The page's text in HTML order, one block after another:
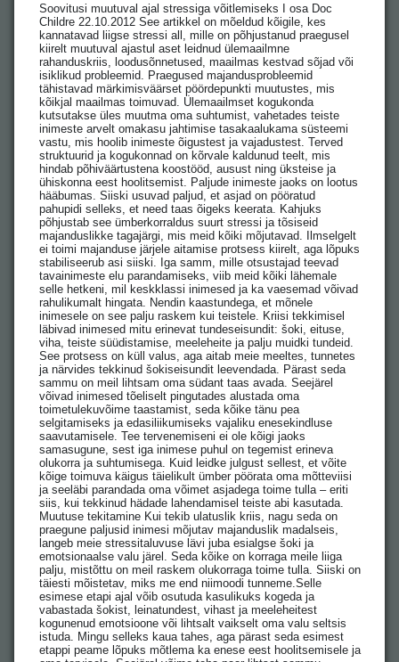
Soovitusi muutuval ajal stressiga võitlemiseks I osa Doc
Childre 22.10.2012 See artikkel on mõeldud kõigile, kes
kannatavad liigse stressi all, mille on põhjustanud praegusel
kiirelt muutuval ajastul aset leidnud ülemaailmne
rahanduskriis, loodusõnnetused, maailmas kestvad sõjad või
isiklikud probleemid. Praegused majandusprobleemid
tähistavad märkimisväärset pöördepunkti muutustes, mis
kõikjal maailmas toimuvad. Ülemaailmset kogukonda
kutsutakse üles muutma oma suhtumist, vahetades teiste
inimeste arvelt omakasu jahtimise tasakaalukama süsteemi
vastu, mis hoolib inimeste õigustest ja vajadustest. Terved
struktuurid ja kogukonnad on kõrvale kaldunud teelt, mis
hindab põhiväärtustena koostööd, ausust ning üksteise ja
ühiskonna eest hoolitsemist. Paljude inimeste jaoks on lootus
hääbumas. Siiski usuvad paljud, et asjad on pööratud
pahupidi selleks, et need taas õigeks keerata. Kahjuks
põhjustab see ümberkorraldus suurt stressi ja tõsiseid
majanduslikke tagajärgi, mis meid kõiki mõjutavad. Ilmselgelt
ei toimi majanduse järjele aitamise protsess kiirelt, aga lõpuks
stabiliseerub asi siiski. Iga samm, mille otsustajad teevad
tavainimeste elu parandamiseks, viib meid kõiki lähemale
selle hetkeni, mil keskklassi inimesed ja ka vaesemad võivad
rahulikumalt hingata. Nendin kaastundega, et mõnele
inimesele on see palju raskem kui teistele. Kriisi tekkimisel
läbivad inimesed mitu erinevat tundeseisundit: šoki, eituse,
viha, teiste süüdistamise, meeleheite ja palju muidki tundeid.
See protsess on küll valus, aga aitab meie meeltes, tunnetes
ja närvides tekkinud šokiseisundit leevendada. Pärast seda
sammu on meil lihtsam oma südant taas avada. Seejärel
võivad inimesed tõeliselt pingutades alustada oma
toimetulekuvõime taastamist, seda kõike tänu pea
selgitamiseks ja edasiliikumiseks vajaliku enesekindluse
saavutamisele. Tee tervenemiseni ei ole kõigi jaoks
samasugune, sest iga inimese puhul on tegemist erineva
olukorra ja suhtumisega. Kuid leidke julgust sellest, et võite
kõige toimuva käigus täielikult ümber pöörata oma mõtteviisi
ja seeläbi parandada oma võimet asjadega toime tulla – eriti
siis, kui tekkinud hädade lahendamisel teiste abi kasutada.
Muutuse tekitamine Kui tekib ulatuslik kriis, nagu seda on
praegune paljusid inimesi mõjutav majanduslik madalseis,
langeb meie stressitaluvuse lävi juba esialgse šoki ja
emotsionaalse valu järel. Seda kõike on korraga meile liiga
palju, mistõttu on meil raskem olukorraga toime tulla. Siiski on
täiesti mõistetav, miks me end niimoodi tunneme.Selle
esimese etapi ajal võib osutuda kasulikuks kogeda ja
vabastada šokist, leinatundest, vihast ja meeleheitest
kogunenud emotsioone või lihtsalt vaikselt oma valu seltsis
istuda. Mingu selleks kaua tahes, aga pärast seda esimest
etappi peame lõpuks mõtlema ka enese eest hoolitsemisele ja